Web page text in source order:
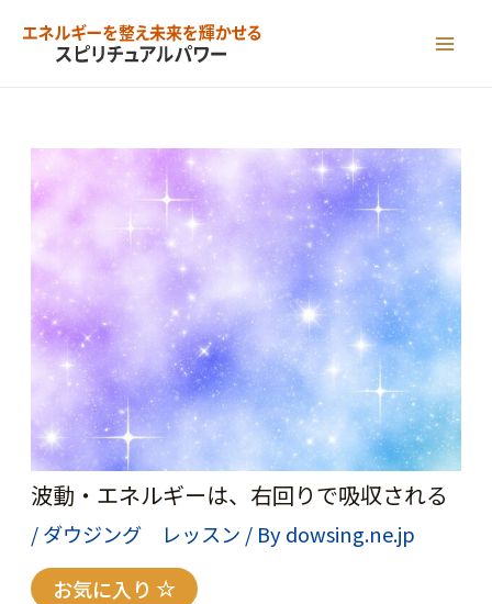
波動・エネルギーは、右回りで吸収される
/ダウジング レッスン / Bydowsing.ne.jp
お気に入り